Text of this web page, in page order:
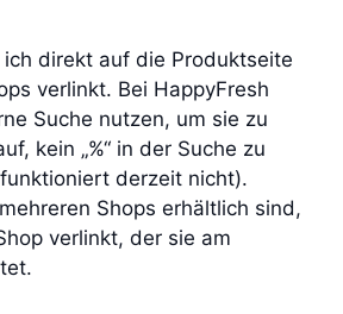
direkt auf die Produktseite
verlinkt. Bei HappyFresh
Suche nutzen, um sie zu
kein „%“ in der Suche zu
derzeit nicht).
Shops erhältlich sind,
verlinkt, der sie am